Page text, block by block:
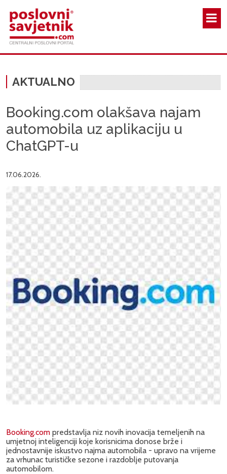
AKTUALNO
Booking.com olakšava najam
automobila uz aplikaciju u
ChatGPT-u
17.06.2026.
Booking.com predstavlja niz novih inovacija temeljenih na
umjetnoj inteligenciji koje korisnicima donose brže i
jednostavnije iskustvo najma automobila - upravo na vrijeme
za vrhunac turističke sezone i razdoblje putovanja
automobilom.